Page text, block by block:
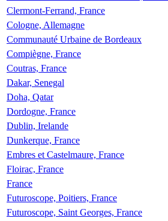
Clermont-Ferrand, France
Cologne, Allemagne
Communauté Urbaine de Bordeaux
Compiègne, France
Coutras, France
Dakar, Senegal
Doha, Qatar
Dordogne, France
Dublin, Irelande
Dunkerque, France
Embres et Castelmaure, France
Floirac, France
France
Futuroscope, Poitiers, France
Futuroscope, Saint Georges, France